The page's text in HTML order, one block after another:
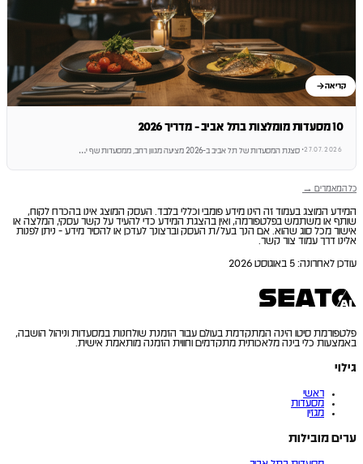
קריאה
10 מסעדות מומלצות בתל אביב - מדריך 2026
27.07.2026
· סצנת המסעדות של תל אביב ב-2026 מציעה מגוון רחב, ממסעדות שף י …
כל המאמרים →
המידע המוצג בעמוד זה הינו מידע פומבי וכללי בלבד. העסק המוצג אינו בהכרח לקוח,
שותף או משתמש בפלטפורמה, ואין בהצגת המידע כדי להעיד על קשר עסקי, המלצה או
אישור מכל סוג שהוא. אם הנך בעל/ת העסק וברצונך לעדכן או להסיר מידע - ניתן לפנות
אלינו דרך עמוד צור קשר.
עודכן לאחרונה: 5 באוגוסט 2026
פלטפורמת סיטו הינה המתקדמת בעולם עבור הזמנת שולחנות במסעדות וניהול הושבה,
באמצעות כלי בינה מלאכותית מתקדמים וחווית הזמנה מותאמת אישית.
גילוי
ראשי
מסעדות
מגזין
ערים מובילות